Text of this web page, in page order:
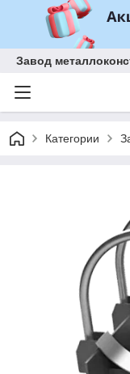
Завод
Категории